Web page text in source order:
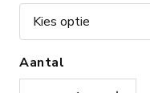
Aantal